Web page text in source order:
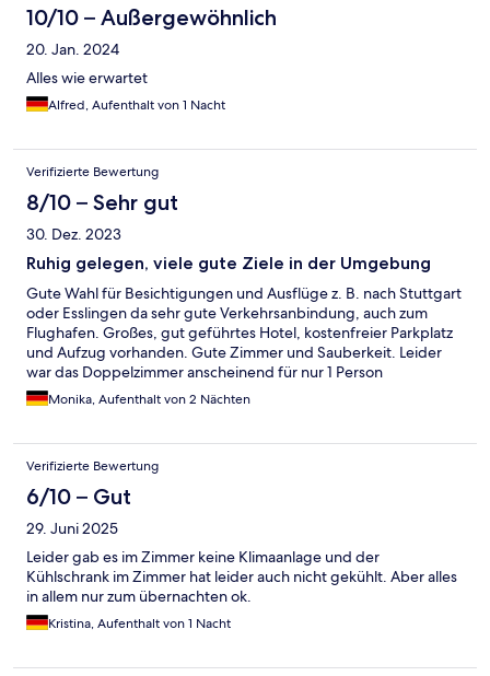
10/10 – Außergewöhnlich
20. Jan. 2024
Alles wie erwartet
Alfred, Aufenthalt von 1 Nacht
Verifizierte Bewertung
8/10 – Sehr gut
30. Dez. 2023
Ruhig gelegen, viele gute Ziele in der Umgebung
Gute Wahl für Besichtigungen und Ausflüge z. B. nach Stuttgart
oder Esslingen da sehr gute Verkehrsanbindung, auch zum
Flughafen. Großes, gut geführtes Hotel, kostenfreier Parkplatz
und Aufzug vorhanden. Gute Zimmer und Sauberkeit. Leider
war das Doppelzimmer anscheinend für nur 1 Person
ausgerichtet, da es nur 1 Sitzgelegenheit gab, sowie zwar
bereitgestellte Trinkgläser, aber ausser 2 Wassergläsern nur je 1
schöner, schmackhafter Speisenauswahl, auch gute Auswahl am
Frühstücksbuffet. Hotel- und Restaurant-Service gut und sehr
freundlich.
Monika, Aufenthalt von 2 Nächten
Verifizierte Bewertung
6/10 – Gut
29. Juni 2025
Leider gab es im Zimmer keine Klimaanlage und der
Kühlschrank im Zimmer hat leider auch nicht gekühlt. Aber alles
in allem nur zum übernachten ok.
Kristina, Aufenthalt von 1 Nacht